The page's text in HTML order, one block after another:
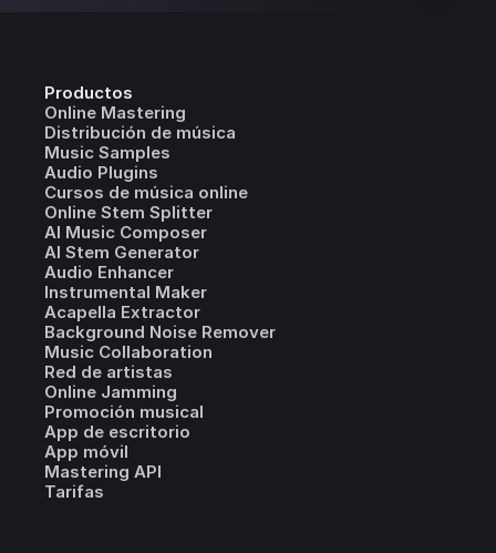
Productos
Online Mastering
Distribución de música
Music Samples
Audio Plugins
Cursos de música online
Online Stem Splitter
AI Music Composer
AI Stem Generator
Audio Enhancer
Instrumental Maker
Acapella Extractor
Background Noise Remover
Music Collaboration
Red de artistas
Online Jamming
Promoción musical
App de escritorio
App móvil
Mastering API
Tarifas